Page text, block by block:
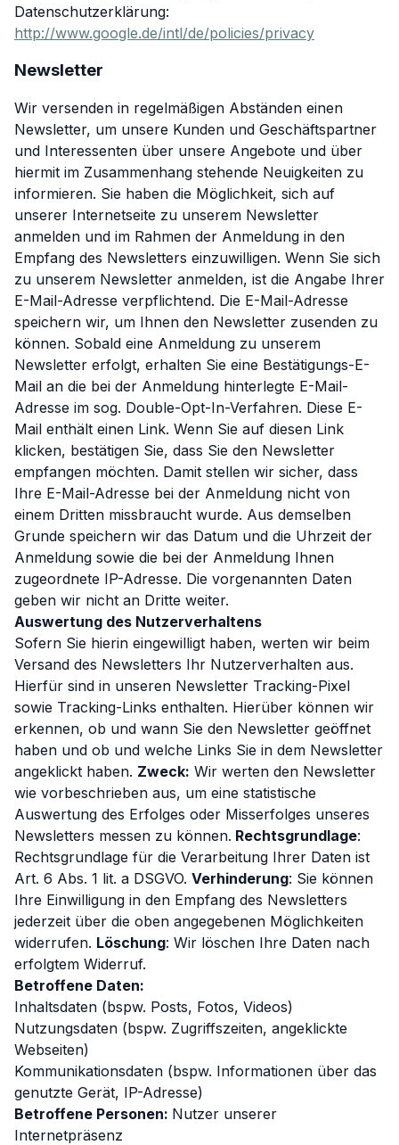
Datenschutzerklärung:
http://www.google.de/intl/de/policies/privacy
Newsletter
Wir versenden in regelmäßigen Abständen einen
Newsletter, um unsere Kunden und Geschäftspartner
und Interessenten über unsere Angebote und über
hiermit im Zusammenhang stehende Neuigkeiten zu
informieren. Sie haben die Möglichkeit, sich auf
unserer Internetseite zu unserem Newsletter
anmelden und im Rahmen der Anmeldung in den
Empfang des Newsletters einzuwilligen. Wenn Sie sich
zu unserem Newsletter anmelden, ist die Angabe Ihrer
E-Mail-Adresse verpflichtend. Die E-Mail-Adresse
speichern wir, um Ihnen den Newsletter zusenden zu
können. Sobald eine Anmeldung zu unserem
Newsletter erfolgt, erhalten Sie eine Bestätigungs-E-
Mail an die bei der Anmeldung hinterlegte E-Mail-
Adresse im sog. Double-Opt-In-Verfahren. Diese E-
Mail enthält einen Link. Wenn Sie auf diesen Link
klicken, bestätigen Sie, dass Sie den Newsletter
empfangen möchten. Damit stellen wir sicher, dass
Ihre E-Mail-Adresse bei der Anmeldung nicht von
einem Dritten missbraucht wurde. Aus demselben
Grunde speichern wir das Datum und die Uhrzeit der
Anmeldung sowie die bei der Anmeldung Ihnen
zugeordnete IP-Adresse. Die vorgenannten Daten
geben wir nicht an Dritte weiter.
Auswertung des Nutzerverhaltens
Sofern Sie hierin eingewilligt haben, werten wir beim
Versand des Newsletters Ihr Nutzerverhalten aus.
Hierfür sind in unseren Newsletter Tracking-Pixel
sowie Tracking-Links enthalten. Hierüber können wir
erkennen, ob und wann Sie den Newsletter geöffnet
haben und ob und welche Links Sie in dem Newsletter
angeklickt haben. Zweck: Wir werten den Newsletter
wie vorbeschrieben aus, um eine statistische
Auswertung des Erfolges oder Misserfolges unseres
Newsletters messen zu können. Rechtsgrundlage:
Rechtsgrundlage für die Verarbeitung Ihrer Daten ist
Art. 6 Abs. 1 lit. a DSGVO. Verhinderung: Sie können
Ihre Einwilligung in den Empfang des Newsletters
jederzeit über die oben angegebenen Möglichkeiten
widerrufen. Löschung: Wir löschen Ihre Daten nach
erfolgtem Widerruf.
Betroffene Daten:
Inhaltsdaten (bspw. Posts, Fotos, Videos)
Nutzungsdaten (bspw. Zugriffszeiten, angeklickte
Webseiten)
Kommunikationsdaten (bspw. Informationen über das
genutzte Gerät, IP-Adresse)
Betroffene Personen: Nutzer unserer
Internetpräsenz